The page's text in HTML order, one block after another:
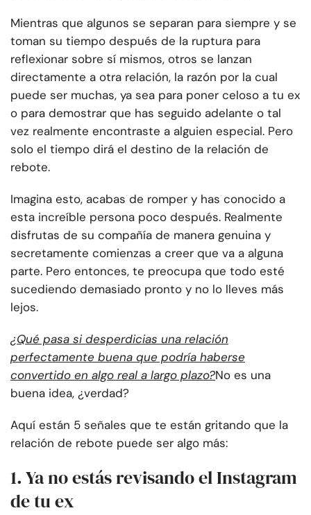
Mientras que algunos se separan para siempre y se
toman su tiempo después de la ruptura para
reflexionar sobre sí mismos, otros se lanzan
directamente a otra relación, la razón por la cual
puede ser muchas, ya sea para poner celoso a tu ex
o para demostrar que has seguido adelante o tal
vez realmente encontraste a alguien especial. Pero
solo el tiempo dirá el destino de la relación de
rebote.
Imagina esto, acabas de romper y has conocido a
esta increíble persona poco después. Realmente
disfrutas de su compañía de manera genuina y
secretamente comienzas a creer que va a alguna
parte. Pero entonces, te preocupa que todo esté
sucediendo demasiado pronto y no lo lleves más
lejos.
¿Qué pasa si desperdicias una relación
perfectamente buena que podría haberse
convertido en algo real a largo plazo?No es una
buena idea, ¿verdad?
Aquí están 5 señales que te están gritando que la
relación de rebote puede ser algo más:
1. Ya no estás revisando el Instagram
de tu ex